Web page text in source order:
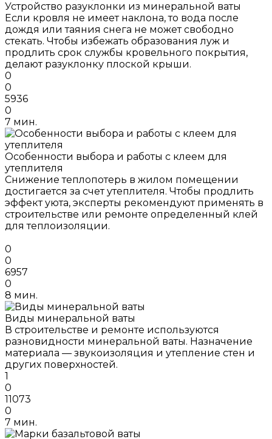
Устройство разуклонки из минеральной ваты
Если кровля не имеет наклона, то вода после
дождя или таяния снега не может свободно
стекать. Чтобы избежать образования луж и
продлить срок службы кровельного покрытия,
делают разуклонку плоской крыши.
0
0
5936
0
7 мин.
Особенности выбора и работы с клеем для
утеплителя
Снижение теплопотерь в жилом помещении
достигается за счет утеплителя. Чтобы продлить
эффект уюта, эксперты рекомендуют применять в
строительстве или ремонте определенный клей
для теплоизоляции.
0
0
6957
0
8 мин.
Виды минеральной ваты
В строительстве и ремонте используются
разновидности минеральной ваты. Назначение
материала — звукоизоляция и утепление стен и
других поверхностей.
1
0
11073
0
7 мин.